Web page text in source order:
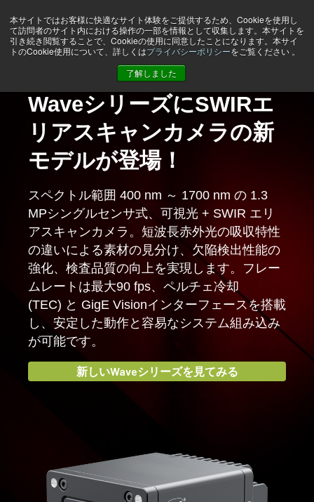
本サイトではお客様に快適なサイト体験をご提供するため、Cookieを使用し
て訪問者のサイト内における操作の一部を情報として収集します。本サイトを
引き続き閲覧することで、Cookieの使用に同意したことになります。本サイ
トのCookie使用について、詳しくはプライバシーポリシーをご覧ください 。
了解しました
JAIトップページ
WaveシリーズにSWIRエ
リアスキャンカメラの新
モデルが登場！
スペクトル範囲 400 nm ～ 1700 nm の 1.3
MPシングルセンサ式、可視光 + SWIR エリ
アスキャンカメラ。短波長赤外光の吸収特性
の違いによる素材の見分け、欠陥検出性能の
強化、検査品質の向上を実現します。フレー
ムレートは最大90 fps、ペルチェ冷却
(TEC) と GigE Visionインターフェースを搭載
し、安定した動作と容易なシステム組み込み
が可能です。
新しいWaveシリーズを見てみる
Wave シリーズSWIRライ
ンスキャンカメラの新た
な波を感じてみよう！
1K ならびに 2K 解像度の新型 SWIR ラインス
キャンカメラは、12.5 µmの大型画素、最大
83%の量子効率、そして最大 14 ビットの映
像出力により、対象物の微細な欠陥や素材の
差異、可視光では見えない特徴を高精度に検
出します。
新しいWaveシリーズを見てみる
新開発 510万画素 3-
CMOSプリズム分光式 エ
リアスキャンカメラ
食品、ディスプレイ、PCB、MLCC、医薬、
半導体、印刷検査など、高度なマシンビジョ
ン分野で卓越した色再現性と信頼性を実現。
さらに詳しく
8Kトライリニア / モノク
ロ、16Kモノクロの新モ
デルをSweepシリーズに
追加！
モノクロモデルに2ステップTDIを搭載した、
コンパクトで高性能、かつコストパフォーマ
ンスに優れたソリューション。
さらに詳しく
CoaXPres v2.0は、スピ
ードだけではありませ
ん！
この新しいホワイトペーパーでは、ビジョン
システムアーキテクチャの予測可能性、デー
タ整合性、およびスループットをCoaXPress
v2.0がどのように向上させることができる
か、洞察を得ることができます。
ホワイトペーパーをダウンロードするには、
ここをクリックしてください！
5GigEおよびCoaXPress
インターフェースを備え
たバイリニアおよびモノ
クロ4Kラインスキャンカ
メラ
幅14.3mmセンサー、3.5 µm x 3.5 µmピクセ
ル、Cマウントを搭載したコンパクトで組み
込みやすいカメラモデル。
新しいSweep 4kモデルを見る
4K・8Kプリズム式R-G-B
ラインスキャンカメラが
CoaXPress 2.0インター
フェース対応で登場！
最高水準の色再現性、高帯域幅、低遅延で信
頼性の高いデータ伝送を必要とする、産業用
画像処理アプリケーション向け。
さらに詳しく
新しい2Kトライリニア・
モノクロ ラインスキャン
カメラ
画素サイズ が大きい、ラインレートが高い、
5GigE および CoaXPress インターフェイス
の選択肢を備え、
さまざまな画像処理用途に柔軟に対応できま
す。
魅力的な価格!
新しい Sweep 2k モデルをご覧ください
新世代の16Kトライリニ
ア・カラーラインスキャ
ンカメラ-高速スキャンレ
ート、高解像度、5µm x
5µmの大きなピクセル
バッテリー検査、フラットパネルディスプレ
イ検査、プリント基板（PCB）検査、その他
の高速連続ウェブ検査に最適
新しい Sweep 16k モデルをご覧ください
JAIは、最高の画質と信頼
性・耐久性を兼ね備えた
高性能な産業用カメラを
提供しています。
お問合せはこちら
いのままに。
Learn more and take control
JAIは、最高の画質と信頼
性・耐久性を兼ね備えた
高性能な産業用カメラを
提供しています。
お問合せはこちら
すべて…
Inspect with Sweep+